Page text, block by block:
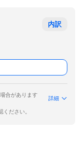
内訳
合があります
詳細
ださい。